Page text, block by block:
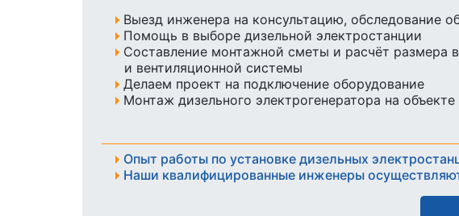
Выезд инженера на консультацию, обследование
Помощь в выборе дизельной электростанции
Составление монтажной сметы и расчёт размера
и вентиляционной системы
Делаем проект на подключение оборудование
Монтаж дизельного электрогенератора на объекте
Опыт работы по установке дизельных
Наши квалифицированные инженеры